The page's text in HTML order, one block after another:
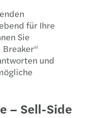
für Ihre
Sie
und
– Sell-Side